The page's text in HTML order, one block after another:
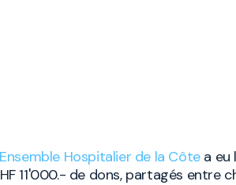
Ensemble Hospitalier de la Côtea eu
11'000.- de dons, partagés entre